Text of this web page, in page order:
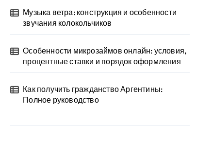
Музыка ветра: конструкция и особенности
звучания колокольчиков
Особенности микрозаймов онлайн: условия,
процентные ставки и порядок оформления
Как получить гражданство Аргентины:
Полное руководство